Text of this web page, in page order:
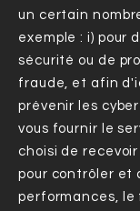
un certain
exemple : i) pour
sécurité ou de
fraude, et afin
prévenir les
vous fournir le
choisi de
pour contrôler et
performances,